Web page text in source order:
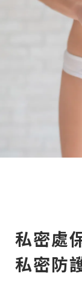
私密處
私密防